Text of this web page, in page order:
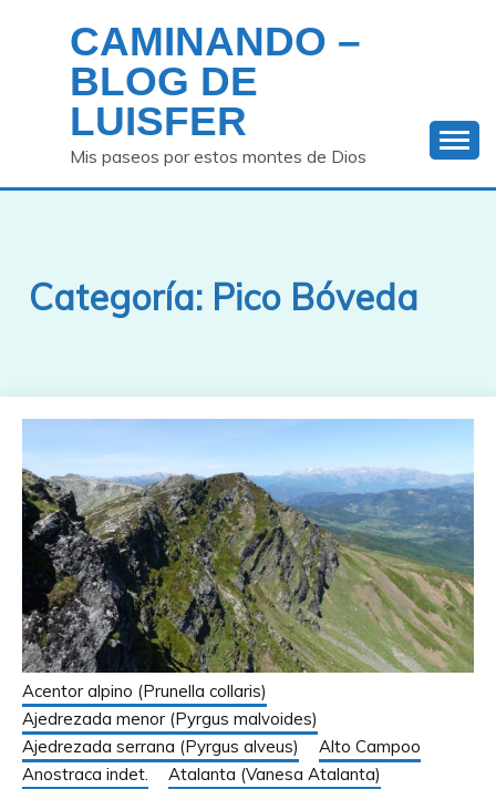
contenido
CAMINANDO –
BLOG DE
LUISFER
Mis paseos por estos montes de Dios
Categoría: Pico Bóveda
Acentor alpino (Prunella collaris)
Ajedrezada menor (Pyrgus malvoides)
Ajedrezada serrana (Pyrgus alveus)
Alto Campoo
Anostraca indet.
Atalanta (Vanesa Atalanta)